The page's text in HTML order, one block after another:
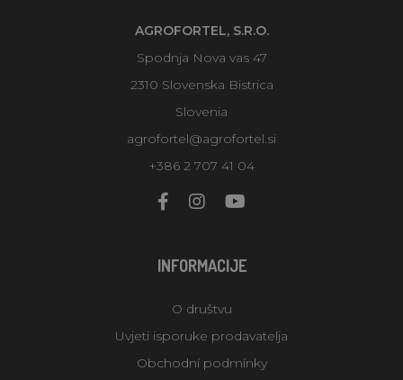
AGROFORTEL, S.R.O.
Spodnja Nova vas 47
2310 Slovenska Bistrica
Slovenia
agrofortel@agrofortel.si
+386 2 707 41 04
INFORMACIJE
O društvu
Uvjeti isporuke prodavatelja
Obchodní podmínky